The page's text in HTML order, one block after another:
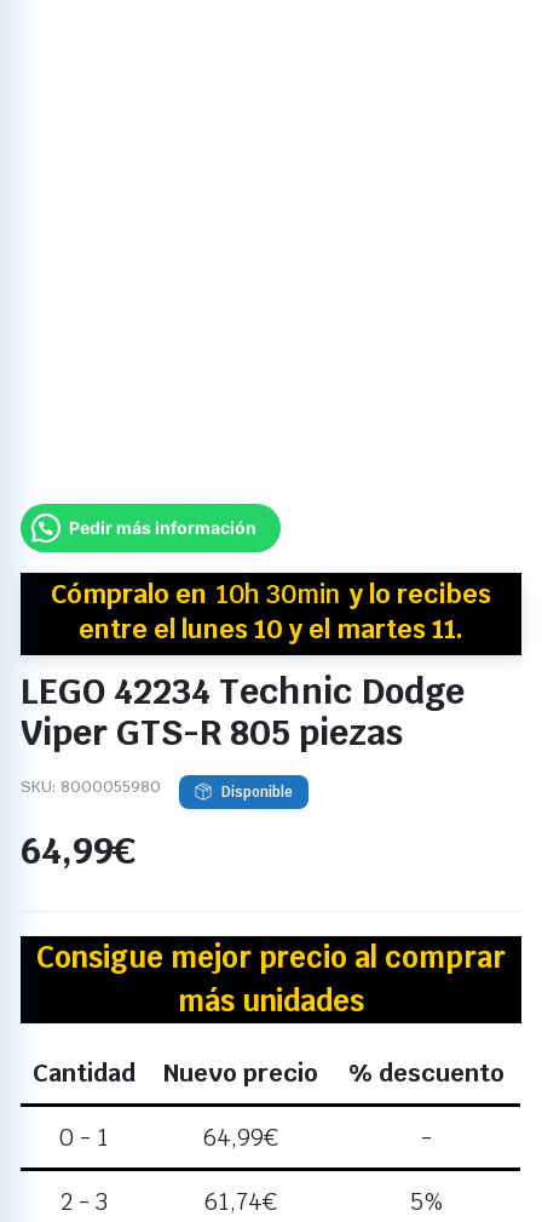
Pedir más información
Cómpralo en 10h 30min y lo recibes
entre el lunes 10 y el martes 11.
LEGO 42234 Technic Dodge
Viper GTS-R 805 piezas
SKU: 8000055980 Disponible
64,99€
Consigue mejor precio al comprar
más unidades
Cantidad Nuevo precio % descuento
0 - 1 64,99€ -
2 - 3 61,74€ 5%